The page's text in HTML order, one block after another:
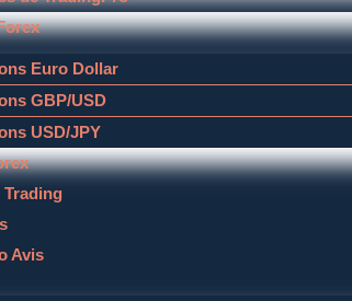
Euro Dollar
GBP/USD
USD/JPY
Trading
Avis